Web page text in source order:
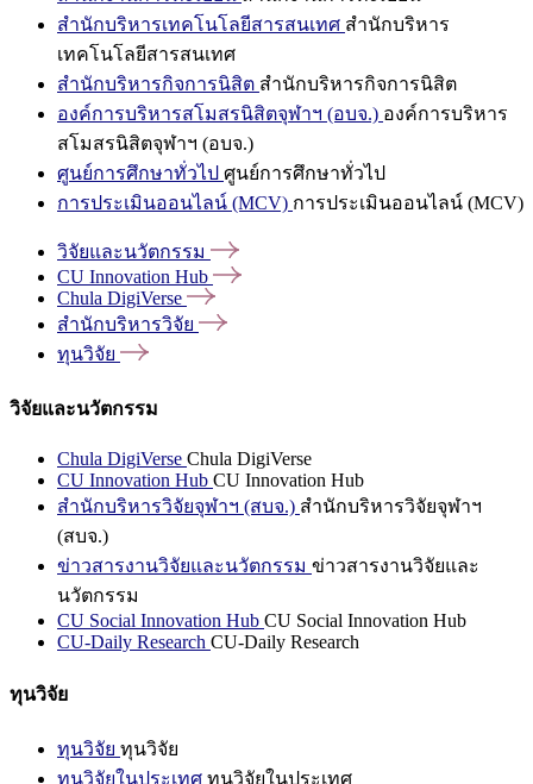
สำนักบริหารเทคโนโลยีสารสนเทศ สำนักบริหาร
เทคโนโลยีสารสนเทศ
สำนักบริหารกิจการนิสิต สำนักบริหารกิจการนิสิต
องค์การบริหารสโมสรนิสิตจุฬาฯ (อบจ.) องค์การบริหาร
สโมสรนิสิตจุฬาฯ (อบจ.)
ศูนย์การศึกษาทั่วไป ศูนย์การศึกษาทั่วไป
การประเมินออนไลน์ (MCV) การประเมินออนไลน์ (MCV)
วิจัยและนวัตกรรม
CU Innovation Hub
Chula DigiVerse
สำนักบริหารวิจัย
ทุนวิจัย
วิจัยและนวัตกรรม
Chula DigiVerse Chula DigiVerse
CU Innovation Hub CU Innovation Hub
สำนักบริหารวิจัยจุฬาฯ (สบจ.) สำนักบริหารวิจัยจุฬาฯ
(สบจ.)
ข่าวสารงานวิจัยและนวัตกรรม ข่าวสารงานวิจัยและ
นวัตกรรม
CU Social Innovation Hub CU Social Innovation Hub
CU-Daily Research CU-Daily Research
ทุนวิจัย
ทุนวิจัย ทุนวิจัย
ทุนวิจัยในประเทศ ทุนวิจัยในประเทศ